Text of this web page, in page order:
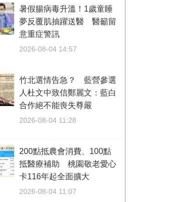
暑假腸病毒升溫！1歲童睡
夢反覆肌抽躍送醫 醫籲留
意重症警訊
2026-08-04 14:57
竹北選情告急？ 藍營參選
人杜文中致信鄭麗文：藍白
合作絕不能喪失尊嚴
2026-08-04 11:28
200點抵農會消費、100點
抵醫療補助 桃園敬老愛心
卡116年起全面擴大
2026-08-04 11:07